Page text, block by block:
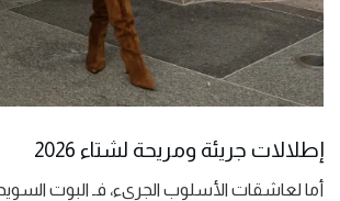
إطلالات جريئة ومريحة لشتاء 2026
أما لعاشقات الأسلوب الجريء، فـ البوت